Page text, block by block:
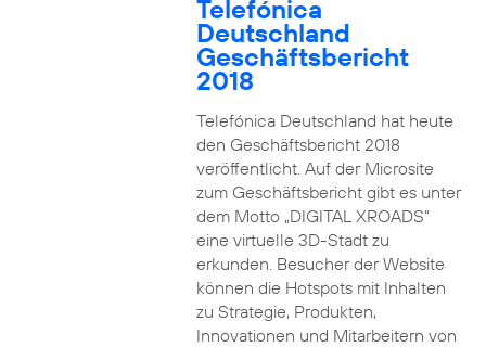
Telefónica
Deutschland
Geschäftsbericht
2018
Telefónica Deutschland hat heute
den Geschäftsbericht 2018
veröffentlicht. Auf der Microsite
zum Geschäftsbericht gibt es unter
dem Motto „DIGITAL XROADS“
eine virtuelle 3D-Stadt zu
erkunden. Besucher der Website
können die Hotspots mit Inhalten
zu Strategie, Produkten,
Innovationen und Mitarbeitern von